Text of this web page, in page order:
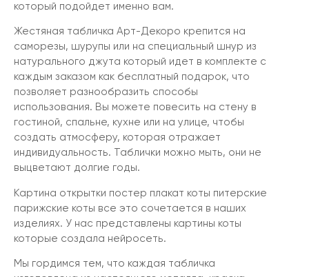
который подойдет именно вам.
Жестяная табличка Арт-Декоро крепится на
саморезы, шурупы или на специальный шнур из
натурального джута который идет в комплекте с
каждым заказом как бесплатный подарок, что
позволяет разнообразить способы
использования. Вы можете повесить на стену в
гостиной, спальне, кухне или на улице, чтобы
создать атмосферу, которая отражает
индивидуальность. Таблички можно мыть, они не
выцветают долгие годы.
Картина открытки постер плакат коты питерские
парижские коты все это сочетается в наших
изделиях. У нас представлены картины коты
которые создала нейросеть.
Мы гордимся тем, что каждая табличка